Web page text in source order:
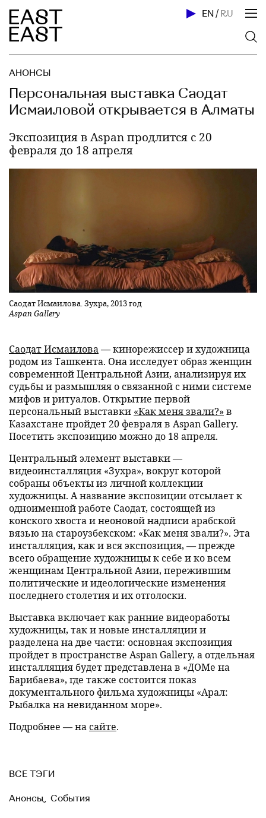
EN / RU
АНОНСЫ
Персональная выставка Саодат
Исмаиловой открывается в Алматы
Экспозиция в Aspan продлится с 20
февраля до 18 апреля
Саодат Исмаилова. Зухра, 2013 год
Aspan Gallery
Саодат Исмаилова — кинорежиссер и художница
родом из Ташкента. Она исследует образ женщин
современной Центральной Азии, анализируя их
судьбы и размышляя о связанной с ними системе
мифов и ритуалов. Открытие первой
персональный выставки «Как меня звали?»в
Казахстане пройдет 20 февраля в Aspan Gallery.
Посетить экспозицию можно до 18 апреля.
Центральный элемент выставки —
видеоинсталляция «Зухра», вокруг которой
собраны объекты из личной коллекции
художницы. А название экспозиции отсылает к
одноименной работе Саодат, состоящей из
конского хвоста и неоновой надписи арабской
вязью на староузбекском: «Как меня звали?». Эта
инсталляция, как и вся экспозиция, — прежде
всего обращение художницы к себе и ко всем
женщинам Центральной Азии, пережившим
политические и идеологические изменения
последнего столетия и их отголоски.
Выставка включает как ранние видеоработы
художницы, так и новые инсталляции и
разделена на две части: основная экспозиция
пройдет в пространстве Aspan Gallery, а отдельная
инсталляция будет представлена в «ДОМе на
Барибаева», где также состоится показ
документального фильма художницы «Арал:
Рыбалка на невиданном море».
Подробнее — на сайте.
ВСЕ ТЭГИ
Анонсы, События